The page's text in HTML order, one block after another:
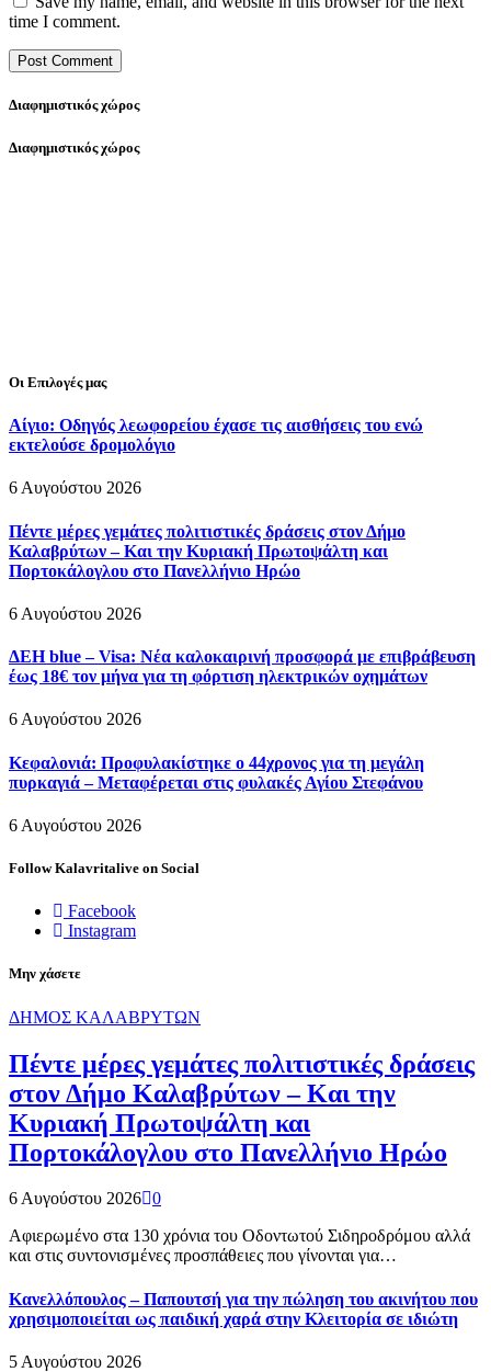
time I comment.
Διαφημιστικός χώρος
Διαφημιστικός χώρος
Οι Επιλογές μας
Αίγιο: Οδηγός λεωφορείου έχασε τις αισθήσεις του ενώ
εκτελούσε δρομολόγιο
6 Αυγούστου 2026
Πέντε μέρες γεμάτες πολιτιστικές δράσεις στον Δήμο
Καλαβρύτων – Και την Κυριακή Πρωτοψάλτη και
Πορτοκάλογλου στο Πανελλήνιο Ηρώο
6 Αυγούστου 2026
ΔΕΗ blue – Visa: Νέα καλοκαιρινή προσφορά με επιβράβευση
έως 18€ τον μήνα για τη φόρτιση ηλεκτρικών οχημάτων
6 Αυγούστου 2026
Κεφαλονιά: Προφυλακίστηκε ο 44χρονος για τη μεγάλη
πυρκαγιά – Μεταφέρεται στις φυλακές Αγίου Στεφάνου
6 Αυγούστου 2026
Follow Kalavritalive on Social
Facebook
Instagram
Μην χάσετε
ΔΗΜΟΣ ΚΑΛΑΒΡΥΤΩΝ
Πέντε μέρες γεμάτες πολιτιστικές δράσεις
στον Δήμο Καλαβρύτων – Και την
Κυριακή Πρωτοψάλτη και
Πορτοκάλογλου στο Πανελλήνιο Ηρώο
6 Αυγούστου 2026 0
Αφιερωμένο στα 130 χρόνια του Οδοντωτού Σιδηροδρόμου αλλά
και στις συντονισμένες προσπάθειες που γίνονται για…
Κανελλόπουλος – Παπουτσή για την πώληση του ακινήτου που
χρησιμοποιείται ως παιδική χαρά στην Κλειτορία σε ιδιώτη
5 Αυγούστου 2026